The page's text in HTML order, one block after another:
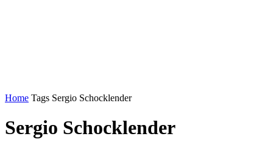
Home Tags Sergio Schocklender
Sergio Schocklender